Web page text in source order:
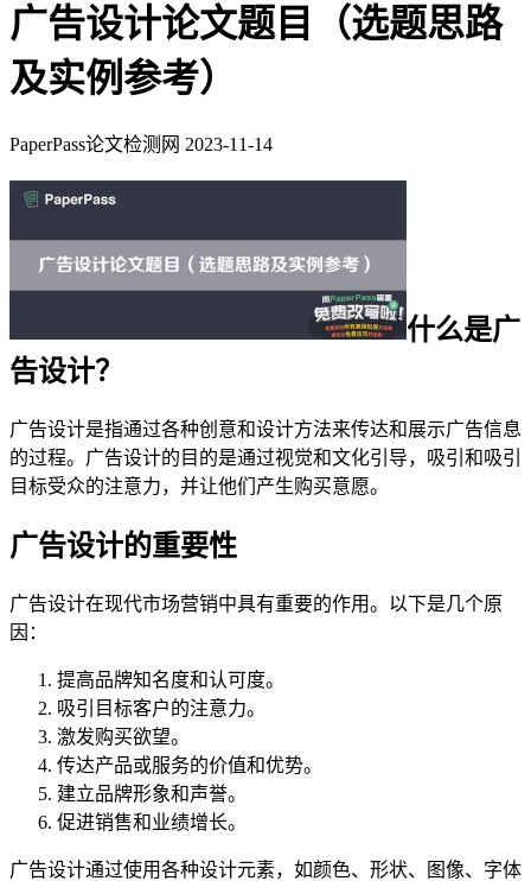
广告设计论文题目（选题思路
及实例参考）
PaperPass论文检测网 2023-11-14
什么是广
告设计？
广告设计是指通过各种创意和设计方法来传达和展示广告信息
的过程。广告设计的目的是通过视觉和文化引导，吸引和吸引
目标受众的注意力，并让他们产生购买意愿。
广告设计的重要性
广告设计在现代市场营销中具有重要的作用。以下是几个原
因：
提高品牌知名度和认可度。
吸引目标客户的注意力。
激发购买欲望。
传达产品或服务的价值和优势。
建立品牌形象和声誉。
促进销售和业绩增长。
广告设计通过使用各种设计元素，如颜色、形状、图像、字体